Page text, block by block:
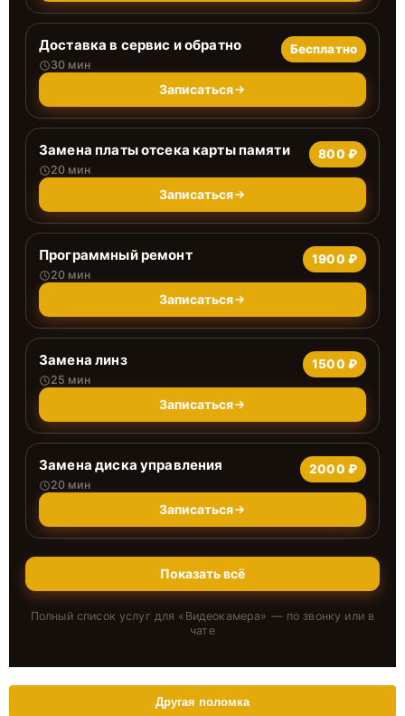
Доставка в сервис и обратно
30 мин
Бесплатно
Записаться
Замена платы отсека карты памяти
20 мин
800 ₽
Записаться
Программный ремонт
20 мин
1900 ₽
Записаться
Замена линз
25 мин
1500 ₽
Записаться
Замена диска управления
20 мин
2000 ₽
Записаться
Показать всё
Полный список услуг для « Видеокамера» — по звонку или в
чате
Другая поломка